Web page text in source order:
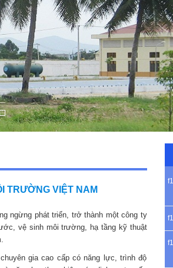
TRƯỜNG VIỆT NAM
ngừng phát triển, trở thành một công ty
vệ sinh môi trường, hạ tầng kỹ thuật
gia cao cấp có năng lực, trình độ